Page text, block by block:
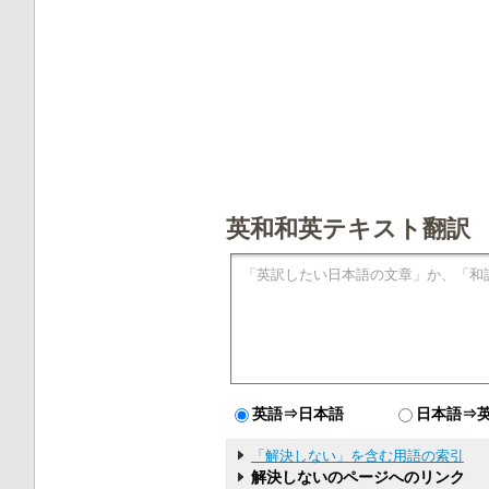
英和和英テキスト翻訳
英語⇒日本語 日本語⇒
「解決しない」を含む用語の索引
解決しないのページへのリンク